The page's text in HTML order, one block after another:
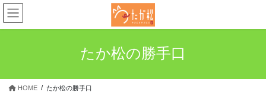
コ
ン
テ
ス
ナ
ビ
ゲ
ン
たか松の勝手口
HOME たか松の勝手口